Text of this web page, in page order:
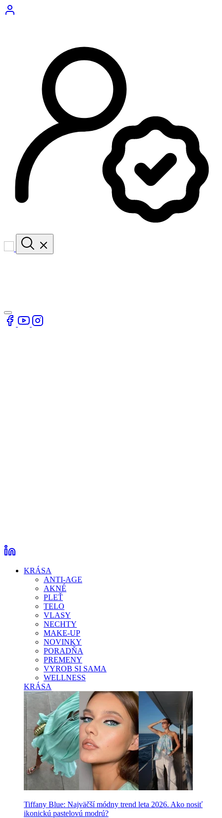
KRÁSA
ANTI-AGE
AKNÉ
PLEŤ
TELO
VLASY
NECHTY
MAKE-UP
NOVINKY
PORADŇA
PREMENY
VYROB SI SAMA
WELLNESS
KRÁSA
Tiffany Blue: Najväčší módny trend leta 2026. Ako nosiť
ikonickú pastelovú modrú?